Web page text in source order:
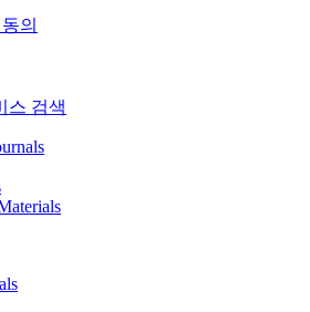
의
스 검색